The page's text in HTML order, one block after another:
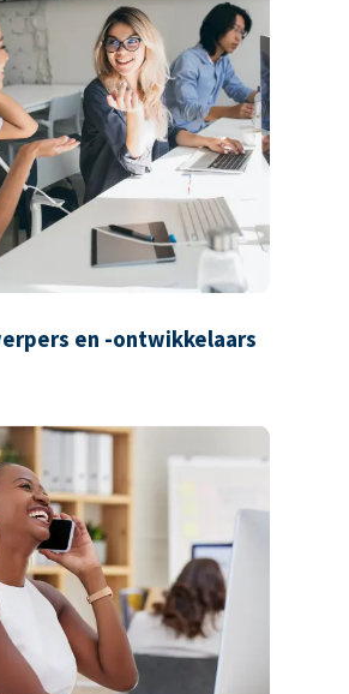
en -ontwikkelaars